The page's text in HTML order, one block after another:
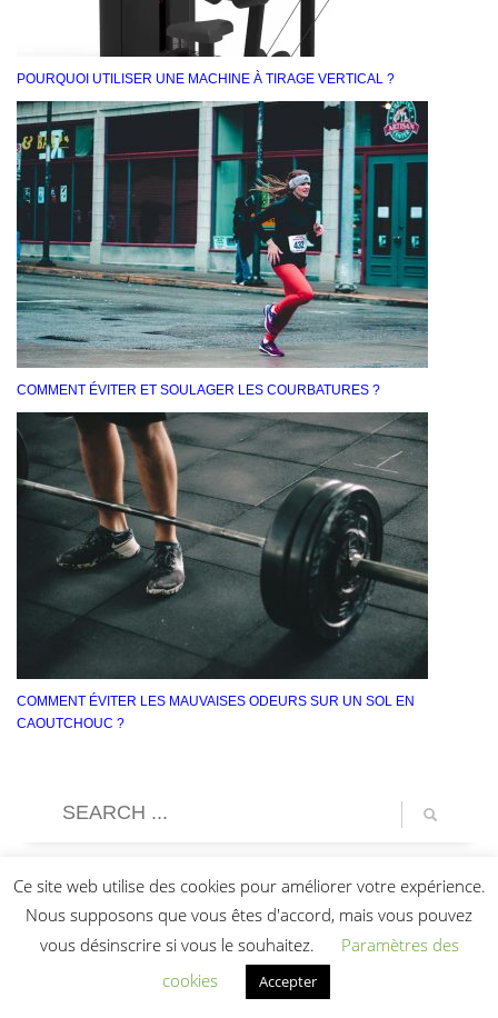
POURQUOI UTILISER UNE MACHINE À TIRAGE VERTICAL ?
COMMENT ÉVITER ET SOULAGER LES COURBATURES ?
COMMENT ÉVITER LES MAUVAISES ODEURS SUR UN SOL EN
CAOUTCHOUC ?
Ce site web utilise des cookies pour améliorer votre expérience.
Nous supposons que vous êtes d'accord, mais vous pouvez
vous désinscrire si vous le souhaitez.
Paramètres des
cookies
Accepter